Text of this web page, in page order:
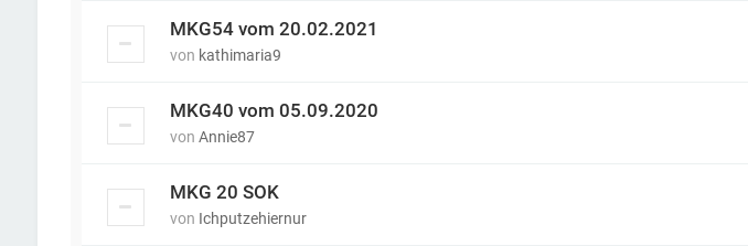
MKG54 vom 20.02.2021
von kathimaria9
MKG40 vom 05.09.2020
von Annie87
MKG 20 SOK
von Ichputzehiernur